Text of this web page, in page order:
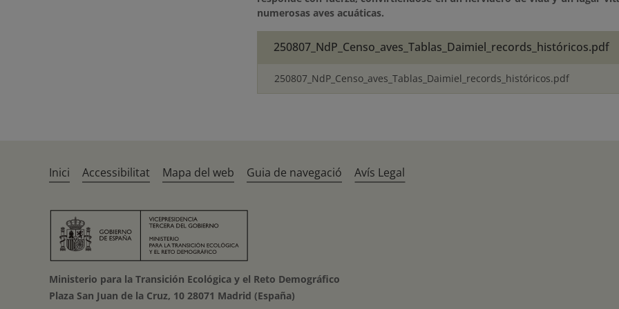
numerosas aves acuáticas.
250807_NdP_Censo_aves_Tablas_Daimiel_records_históricos.pdf
250807_NdP_Censo_aves_Tablas_Daimiel_records_históricos.pdf
Inici Accessibilitat Mapa del web Guia de navegació Avís Legal
Ministerio para la Transición Ecológica y el Reto Demográfico
Plaza San Juan de la Cruz, 10 28071 Madrid (España)